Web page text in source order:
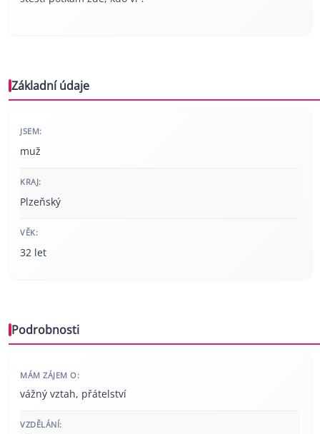
Základní údaje
JSEM:
muž
KRAJ:
Plzeňský
VĚK:
32 let
Podrobnosti
MÁM ZÁJEM O:
vážný vztah, přátelství
VZDĚLÁNÍ: